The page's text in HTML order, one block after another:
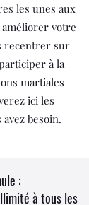
les unes aux
améliorer votre
recentrer sur
à la
martiales
ici les
besoin.
:
à tous les